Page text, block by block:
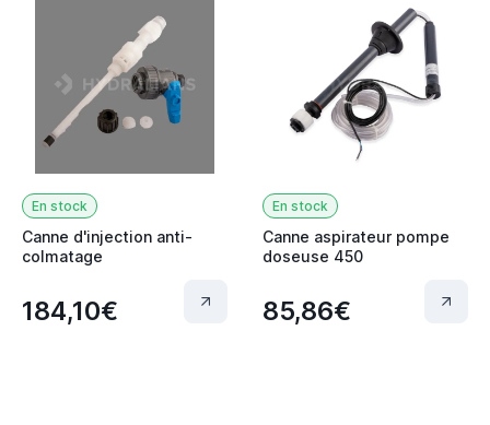
En stock
Canne d'injection anti-
colmatage
184,10€
En stock
Canne aspirateur pompe
doseuse 450
85,86€